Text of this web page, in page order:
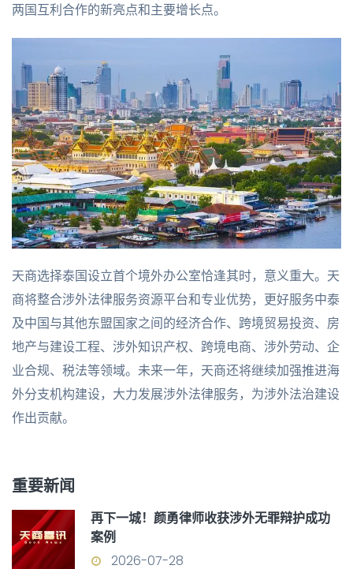
两国互利合作的新亮点和主要增长点。
天商选择泰国设立首个境外办公室恰逢其时，意义重大。天
商将整合涉外法律服务资源平台和专业优势，更好服务中泰
及中国与其他东盟国家之间的经济合作、跨境贸易投资、房
地产与建设工程、涉外知识产权、跨境电商、涉外劳动、企
业合规、税法等领域。未来一年，天商还将继续加强推进海
外分支机构建设，大力发展涉外法律服务，为涉外法治建设
作出贡献。
重要新闻
再下一城！颜勇律师收获涉外无罪辩护成功
案例
2026-07-28